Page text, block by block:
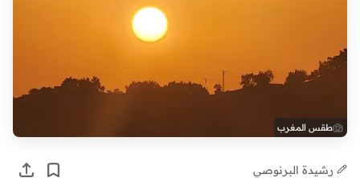
طقس المغرب
رشيدة البرنوصي